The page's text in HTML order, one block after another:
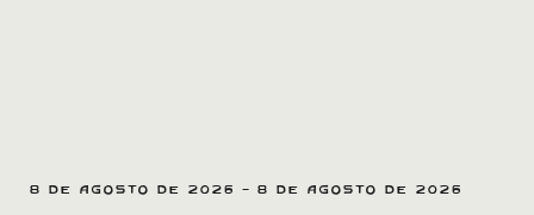
8 de agosto de 2026 - 8 de agosto de 2026